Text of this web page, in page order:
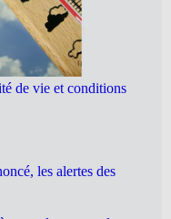
de vie et conditions
les alertes des